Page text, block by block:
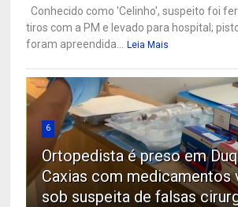
Conhecido como 'Celinho', suspeito foi
tiros com a PM e levado para hospital;
foram apreendida...
Leia Mais
6
Ortopedista é preso em
Caxias com medicamentos
sob suspeita de falsas